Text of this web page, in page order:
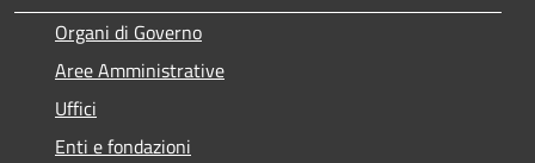
Organi di Governo
Aree Amministrative
Uffici
Enti e fondazioni